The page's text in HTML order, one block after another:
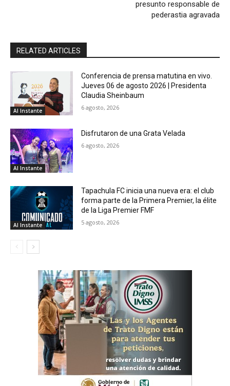
presunto responsable de
pederastia agravada
RELATED ARTICLES
Al Instante
Conferencia de prensa matutina en vivo.
Jueves 06 de agosto 2026 | Presidenta
Claudia Sheinbaum
6 agosto, 2026
Al Instante
Disfrutaron de una Grata Velada
6 agosto, 2026
Al Instante
Tapachula FC inicia una nueva era: el club
forma parte de la Primera Premier, la élite
de la Liga Premier FMF
5 agosto, 2026